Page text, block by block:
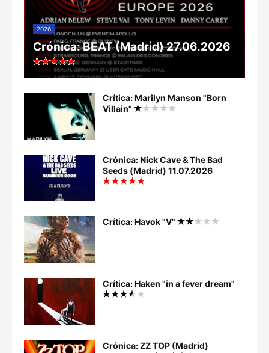
2026
Crónica: BEAT (Madrid) 27.06.2026
Crítica: Marilyn Manson "Born
Villain"
Crónica: Nick Cave & The Bad
Seeds (Madrid) 11.07.2026
Crítica: Havok "V"
Crítica: Haken "in a fever dream"
Crónica: ZZ TOP (Madrid)